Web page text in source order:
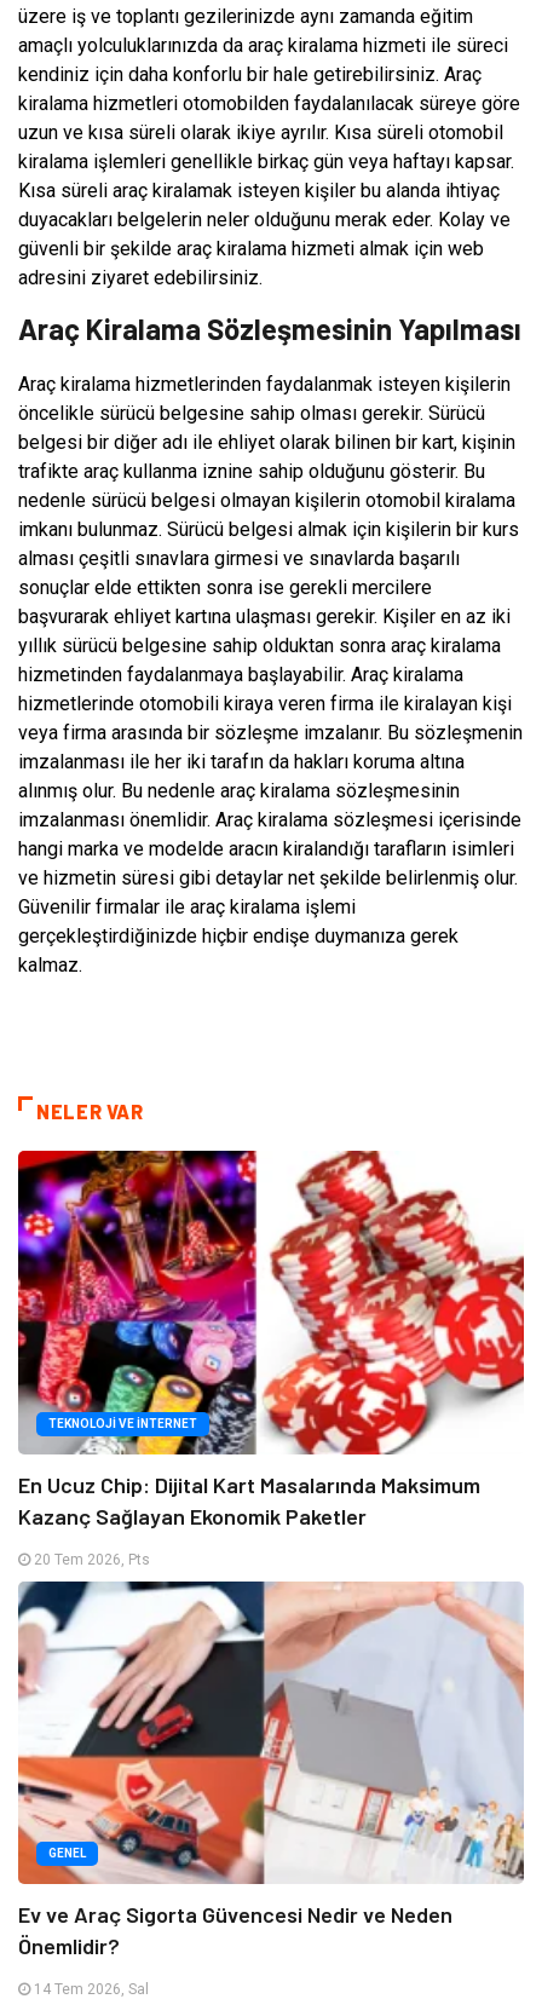
üzere iş ve toplantı gezilerinizde aynı zamanda eğitim
amaçlı yolculuklarınızda da araç kiralama hizmeti ile süreci
kendiniz için daha konforlu bir hale getirebilirsiniz. Araç
kiralama hizmetleri otomobilden faydalanılacak süreye göre
uzun ve kısa süreli olarak ikiye ayrılır. Kısa süreli otomobil
kiralama işlemleri genellikle birkaç gün veya haftayı kapsar.
Kısa süreli araç kiralamak isteyen kişiler bu alanda ihtiyaç
duyacakları belgelerin neler olduğunu merak eder. Kolay ve
güvenli bir şekilde araç kiralama hizmeti almak için web
adresini ziyaret edebilirsiniz.
Araç Kiralama Sözleşmesinin Yapılması
Araç kiralama hizmetlerinden faydalanmak isteyen kişilerin
öncelikle sürücü belgesine sahip olması gerekir. Sürücü
belgesi bir diğer adı ile ehliyet olarak bilinen bir kart, kişinin
trafikte araç kullanma iznine sahip olduğunu gösterir. Bu
nedenle sürücü belgesi olmayan kişilerin otomobil kiralama
imkanı bulunmaz. Sürücü belgesi almak için kişilerin bir kurs
alması çeşitli sınavlara girmesi ve sınavlarda başarılı
sonuçlar elde ettikten sonra ise gerekli mercilere
başvurarak ehliyet kartına ulaşması gerekir. Kişiler en az iki
yıllık sürücü belgesine sahip olduktan sonra araç kiralama
hizmetinden faydalanmaya başlayabilir. Araç kiralama
hizmetlerinde otomobili kiraya veren firma ile kiralayan kişi
veya firma arasında bir sözleşme imzalanır. Bu sözleşmenin
imzalanması ile her iki tarafın da hakları koruma altına
alınmış olur. Bu nedenle araç kiralama sözleşmesinin
imzalanması önemlidir. Araç kiralama sözleşmesi içerisinde
hangi marka ve modelde aracın kiralandığı tarafların isimleri
ve hizmetin süresi gibi detaylar net şekilde belirlenmiş olur.
Güvenilir firmalar ile araç kiralama işlemi
gerçekleştirdiğinizde hiçbir endişe duymanıza gerek
kalmaz.
NELER VAR
TEKNOLOJI VE İNTERNET
En Ucuz Chip: Dijital Kart Masalarında Maksimum
Kazanç Sağlayan Ekonomik Paketler
20 Tem 2026, Pts
GENEL
Ev ve Araç Sigorta Güvencesi Nedir ve Neden
Önemlidir?
14 Tem 2026, Sal